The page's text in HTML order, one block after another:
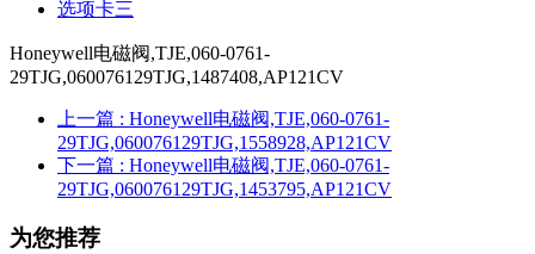
选项卡三
Honeywell电磁阀,TJE,060-0761-
29TJG,060076129TJG,1487408,AP121CV
上一篇 : Honeywell电磁阀,TJE,060-0761-
29TJG,060076129TJG,1558928,AP121CV
下一篇 : Honeywell电磁阀,TJE,060-0761-
29TJG,060076129TJG,1453795,AP121CV
为您推荐